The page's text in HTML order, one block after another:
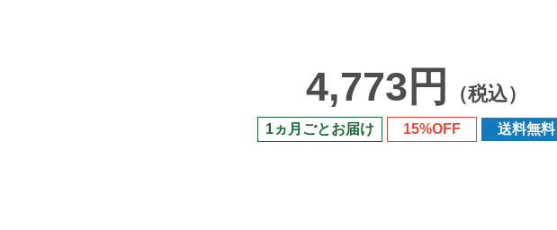
4,773円 （税込）
1ヵ月ごとお届け 15%OFF 送料無料